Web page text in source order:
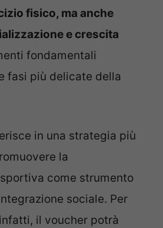
fisico, ma anche
e crescita
fondamentali
fasi più delicate della
in una strategia più
la
come strumento
sociale. Per
il voucher potrà